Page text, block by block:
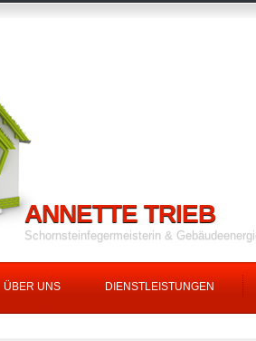
ANNETTE TRIEB
Schornsteinfegermeisterin &
ÜBER UNS DIENSTLEISTUNGEN